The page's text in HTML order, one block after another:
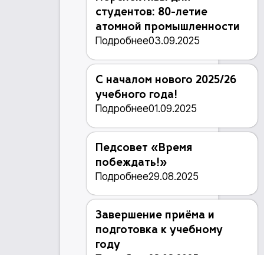
студентов: 80-летие
атомной промышленности
Подробнее03.09.2025
С началом нового 2025/26
учебного года!
Подробнее01.09.2025
Педсовет «Время
побеждать!»
Подробнее29.08.2025
Завершение приёма и
подготовка к учебному
году